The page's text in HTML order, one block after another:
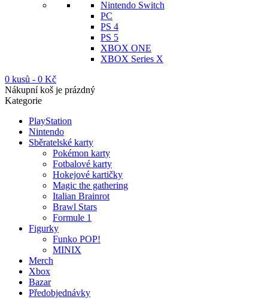
Nintendo Switch
PC
PS 4
PS 5
XBOX ONE
XBOX Series X
0 kusů - 0 Kč
Nákupní koš je prázdný
Kategorie
PlayStation
Nintendo
Sběratelské karty
Pokémon karty
Fotbalové karty
Hokejové kartičky
Magic the gathering
Italian Brainrot
Brawl Stars
Formule 1
Figurky
Funko POP!
MINIX
Merch
Xbox
Bazar
Předobjednávky